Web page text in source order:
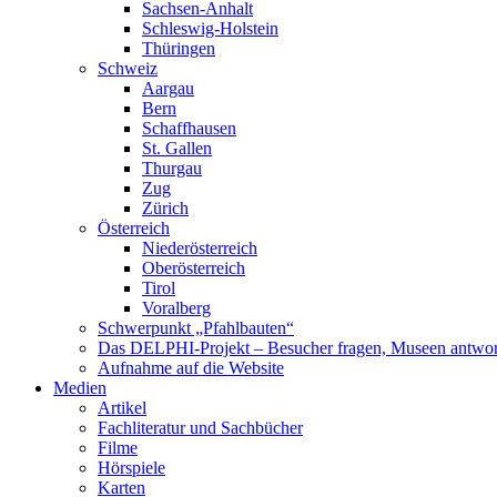
Sachsen-Anhalt
Schleswig-Holstein
Thüringen
Schweiz
Aargau
Bern
Schaffhausen
St. Gallen
Thurgau
Zug
Zürich
Österreich
Niederösterreich
Oberösterreich
Tirol
Voralberg
Schwerpunkt „Pfahlbauten“
Das DELPHI-Projekt – Besucher fragen, Museen
Aufnahme auf die Website
Medien
Artikel
Fachliteratur und Sachbücher
Filme
Hörspiele
Karten